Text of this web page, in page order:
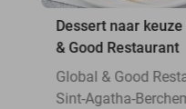
Dessert naar
& Good Restaurant
Global & Good
Sint-Agatha-